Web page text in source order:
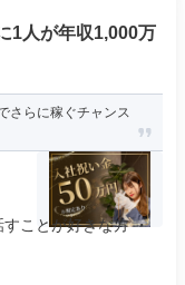
1人が年収1,000万
さらに稼ぐチャンス
ことが好きな方 ・